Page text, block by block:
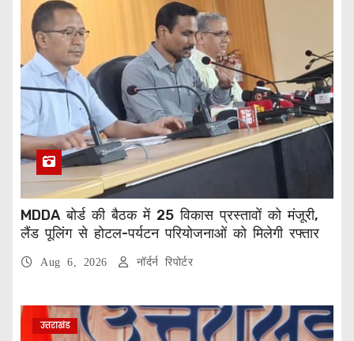
MDDA बोर्ड की बैठक में 25 विकास प्रस्तावों को मंजूरी,
लैंड पूलिंग से होटल-पर्यटन परियोजनाओं को मिलेगी रफ्तार
Aug 6, 2026 नॉर्दर्न रिपोर्टर
उत्तराखंड